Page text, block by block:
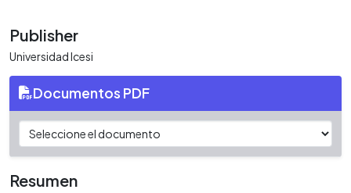
Publisher
Universidad Icesi
Documentos PDF
Resumen